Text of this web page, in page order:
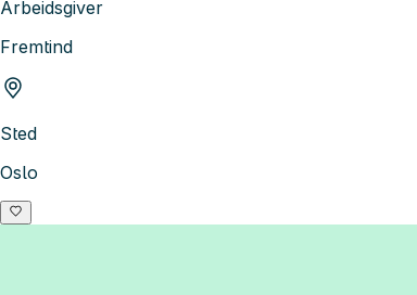
Arbeidsgiver
Fremtind
Sted
Oslo